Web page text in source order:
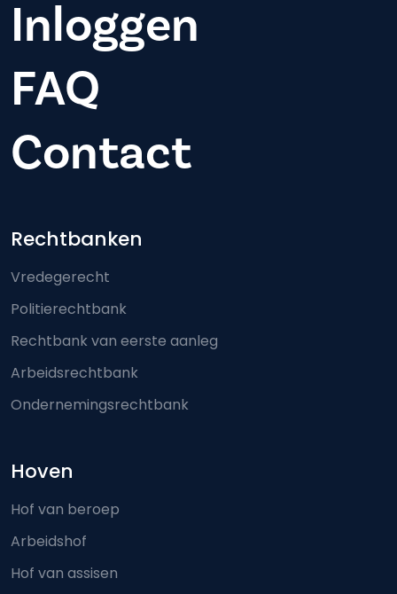
Inloggen
FAQ
Contact
Footer-menu
Rechtbanken
Vredegerecht
Politierechtbank
Rechtbank van eerste aanleg
Arbeidsrechtbank
Ondernemingsrechtbank
Hoven
Hof van beroep
Arbeidshof
Hof van assisen